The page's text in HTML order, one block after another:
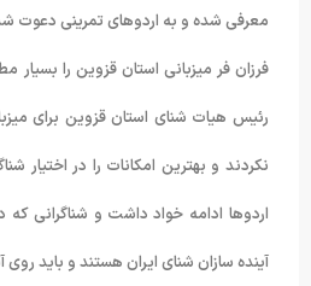
معرفی شده و به اردوهای تمرینی دعوت
فرزان فر میزبانی استان قزوین را بسیار
رئیس هیات شنای استان قزوین برای
نکردند و بهترین امکانات را در اختیار
اردوها ادامه خواد داشت و شناگرانی
آینده سازان شنای ایران هستند و باید روی